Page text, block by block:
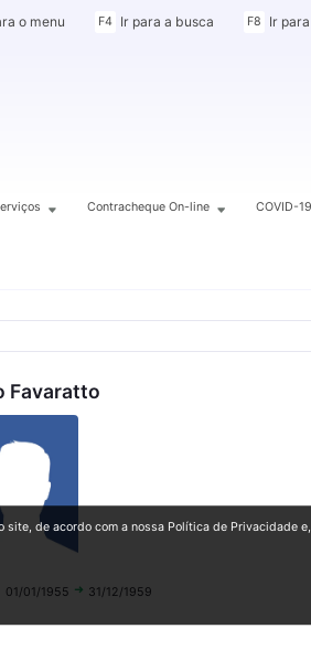
de acordo com a nossa Política de Privacidade
o menu Ir para a busca
F4 Ir
F8
Contracheque On-line COVID-19
Favaratto
01/01/1955 arrow_right_alt 31/12/1959